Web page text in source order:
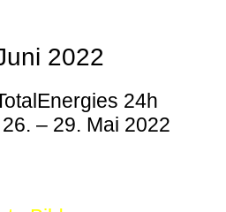
2022
24h
– 29. Mai 2022